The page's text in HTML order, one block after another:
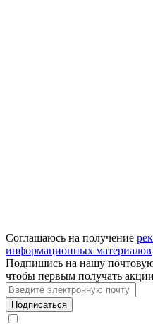
Соглашаюсь на получение
информационных материалов
Подпишись на нашу
чтобы первым получать
Подписаться